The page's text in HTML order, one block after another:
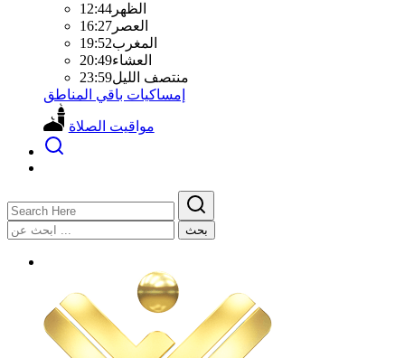
الظهر 12:44
العصر 16:27
المغرب19:52
العشاء20:49
منتصف الليل23:59
إمساكيات باقي المناطق
مواقيت الصلاة
بحث